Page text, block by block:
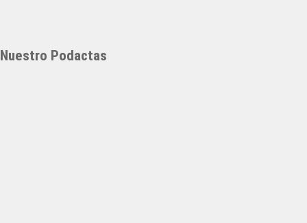
Nuestro Podactas